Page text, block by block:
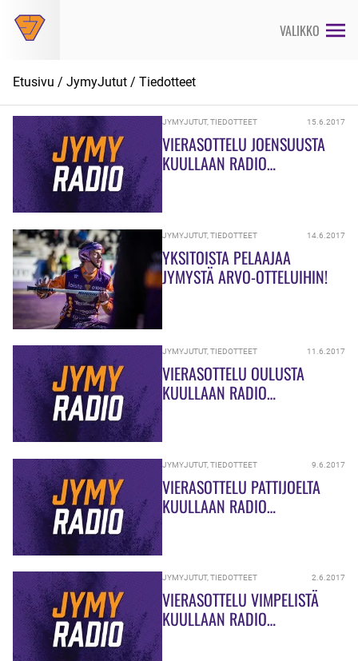
suoraan
VALIKKO
Etusivu / JymyJutut / Tiedotteet
JYMYJUTUT,TIEDOTTEET 15.6.2017
VIERASOTTELU JOENSUUSTA
KUULLAAN RADIO
JYMYJUTUT,TIEDOTTEET 14.6.2017
YKSITOISTA PELAAJAA
JYMYSTÄ ARVO-OTTELUIHIN!
JYMYJUTUT,TIEDOTTEET 11.6.2017
VIERASOTTELU OULUSTA
KUULLAAN RADIO
JYMYJUTUT,TIEDOTTEET 9.6.2017
VIERASOTTELU PATTIJOELTA
KUULLAAN RADIO
JYMYJUTUT,TIEDOTTEET 2.6.2017
VIERASOTTELU VIMPELISTÄ
KUULLAAN RADIO